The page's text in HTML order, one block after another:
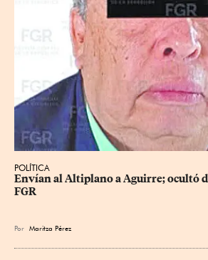
POLÍTICA
Envían al Altiplano a Aguirre; ocultó
FGR
Por Maritza Pérez